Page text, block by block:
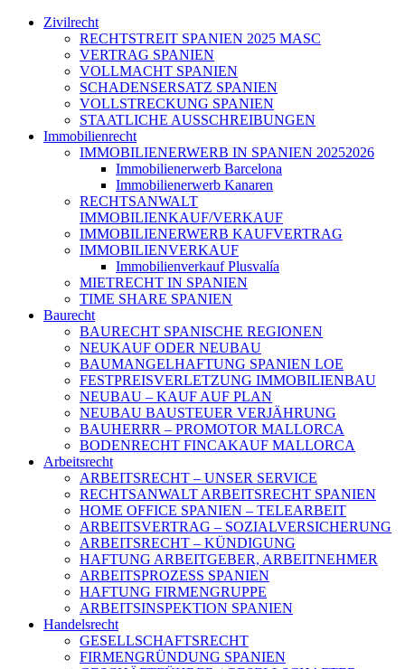
Zivilrecht
RECHTSTREIT SPANIEN 2025 MASC
VERTRAG SPANIEN
VOLLMACHT SPANIEN
SCHADENSERSATZ SPANIEN
VOLLSTRECKUNG SPANIEN
STAATLICHE AUSSCHREIBUNGEN
Immobilienrecht
IMMOBILIENERWERB IN SPANIEN 20252026
Immobilienerwerb Barcelona
Immobilienerwerb Kanaren
RECHTSANWALT
IMMOBILIENKAUF/VERKAUF
IMMOBILIENERWERB KAUFVERTRAG
IMMOBILIENVERKAUF
Immobilienverkauf Plusvalía
MIETRECHT IN SPANIEN
TIME SHARE SPANIEN
Baurecht
BAURECHT SPANISCHE REGIONEN
NEUKAUF ODER NEUBAU
BAUMANGELHAFTUNG SPANIEN LOE
FESTPREISVERLETZUNG IMMOBILIENBAU
NEUBAU – KAUF AUF PLAN
NEUBAU BAUSTEUER VERJÄHRUNG
BAUHERRR – PROMOTOR MALLORCA
BODENRECHT FINCAKAUF MALLORCA
Arbeitsrecht
ARBEITSRECHT – UNSER SERVICE
RECHTSANWALT ARBEITSRECHT SPANIEN
HOME OFFICE SPANIEN – TELEARBEIT
ARBEITSVERTRAG – SOZIALVERSICHERUNG
ARBEITSRECHT – KÜNDIGUNG
HAFTUNG ARBEITGEBER, ARBEITNEHMER
ARBEITSPROZESS SPANIEN
HAFTUNG FIRMENGRUPPE
ARBEITSINSPEKTION SPANIEN
Handelsrecht
GESELLSCHAFTSRECHT
FIRMENGRÜNDUNG SPANIEN